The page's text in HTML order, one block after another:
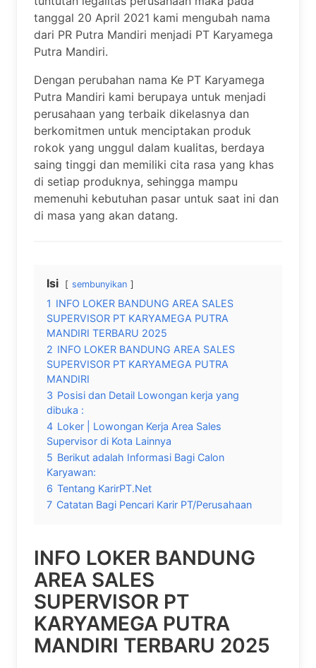
tanggal 20 April 2021 kami mengubah nama
dari PR Putra Mandiri menjadi PT Karyamega
Putra Mandiri.
Dengan perubahan nama Ke PT Karyamega
Putra Mandiri kami berupaya untuk menjadi
perusahaan yang terbaik dikelasnya dan
berkomitmen untuk menciptakan produk
rokok yang unggul dalam kualitas, berdaya
saing tinggi dan memiliki cita rasa yang khas
di setiap produknya, sehingga mampu
memenuhi kebutuhan pasar untuk saat ini dan
di masa yang akan datang.
Isi sembunyikan
1 INFO LOKER BANDUNG AREA SALES
SUPERVISOR PT KARYAMEGA PUTRA
MANDIRI TERBARU 2025
2 INFO LOKER BANDUNG AREA SALES
SUPERVISOR PT KARYAMEGA PUTRA
MANDIRI
3 Posisi dan Detail Lowongan kerja yang
dibuka :
4 Loker | Lowongan Kerja Area Sales
Supervisor di Kota Lainnya
5 Berikut adalah Informasi Bagi Calon
Karyawan:
6 Tentang KarirPT.Net
7 Catatan Bagi Pencari Karir PT/Perusahaan
INFO LOKER BANDUNG
AREA SALES
SUPERVISOR PT
KARYAMEGA PUTRA
MANDIRI TERBARU 2025